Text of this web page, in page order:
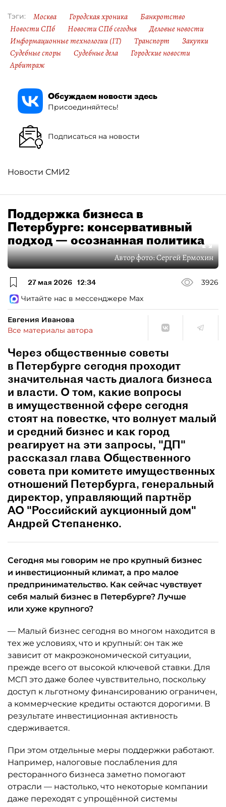
Тэги: Москва Городская хроника
Банкротство
Новости СПб
Новости СПб сегодня
Деловые новости
Информационные технологии (IT)
Транспорт
Закупки
Судебные споры
Судебные дела
Городские новости
Арбитраж
Обсуждаем новости здесь
Присоединяйтесь!
Подписаться на новости
Новости СМИ2
Поддержка бизнеса в
Петербурге: консервативный
подход — осознанная политика
Автор фото:Сергей Ермохин
27 мая 2026 12:34
3926
Читайте нас в мессенджере Max
Евгения Иванова
Все материалы автора
Через общественные советы
в Петербурге сегодня проходит
значительная часть диалога бизнеса
и власти. О том, какие вопросы
в имущественной сфере сегодня
стоят на повестке, что волнует малый
и средний бизнес и как город
реагирует на эти запросы, "ДП"
рассказал глава Общественного
совета при комитете имущественных
отношений Петербурга, генеральный
директор, управляющий партнёр
АО "Российский аукционный дом"
Андрей Степаненко.
Сегодня мы говорим не про крупный бизнес
и инвестиционный климат, а про малое
предпринимательство. Как сейчас чувствует
себя малый бизнес в Петербурге? Лучше
или хуже крупного?
— Малый бизнес сегодня во многом находится в
тех же условиях, что и крупный: он так же
зависит от макроэкономической ситуации,
прежде всего от высокой ключевой ставки. Для
МСП это даже более чувствительно, поскольку
доступ к льготному финансированию ограничен,
а коммерческие кредиты остаются дорогими. В
результате инвестиционная активность
сдерживается.
При этом отдельные меры поддержки работают.
Например, налоговые послабления для
ресторанного бизнеса заметно помогают
отрасли — настолько, что некоторые компании
даже переходят с упрощённой системы